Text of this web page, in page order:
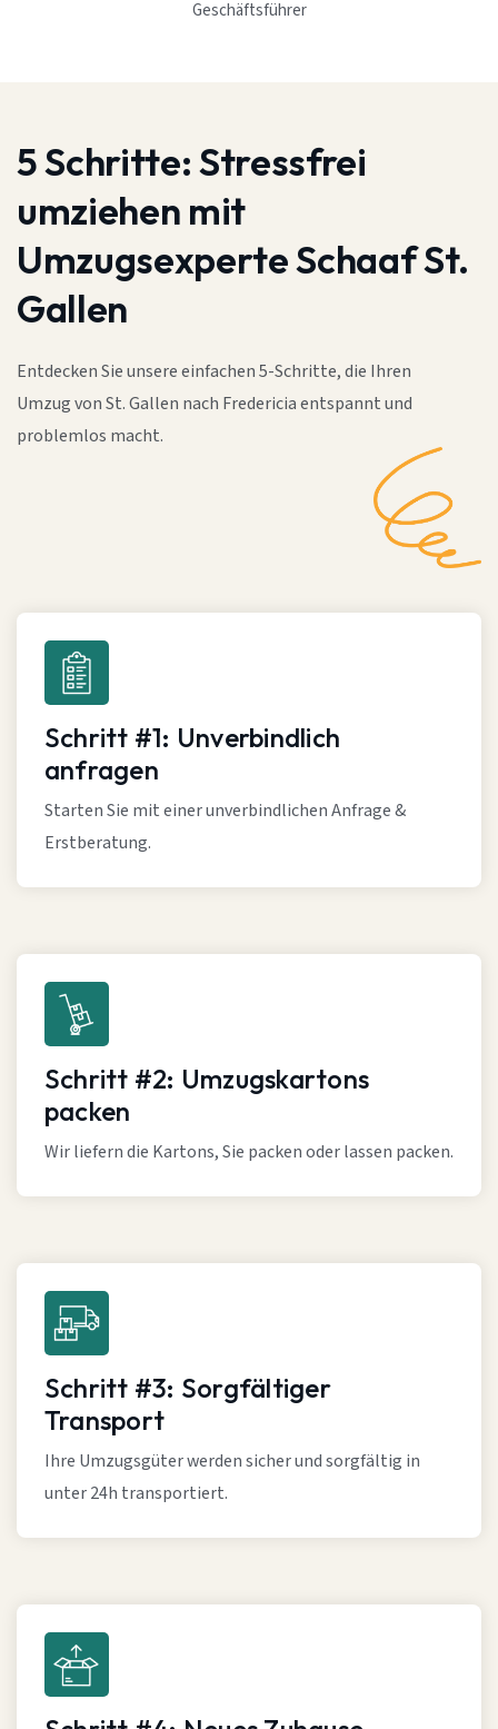
Geschäftsführer
5 Schritte:Stressfrei
umziehen mit
Umzugsexperte Schaaf St.
Gallen
Entdecken Sie unsere einfachen 5-Schritte, die Ihren
Umzug von St. Gallen nach Fredericia entspannt und
problemlos macht.
Schritt #1: Unverbindlich
anfragen
Starten Sie mit einer unverbindlichen Anfrage &
Erstberatung.
Schritt #2: Umzugskartons
packen
Wir liefern die Kartons, Sie packen oder lassen packen.
Schritt #3: Sorgfältiger
Transport
Ihre Umzugsgüter werden sicher und sorgfältig in
unter 24h transportiert.